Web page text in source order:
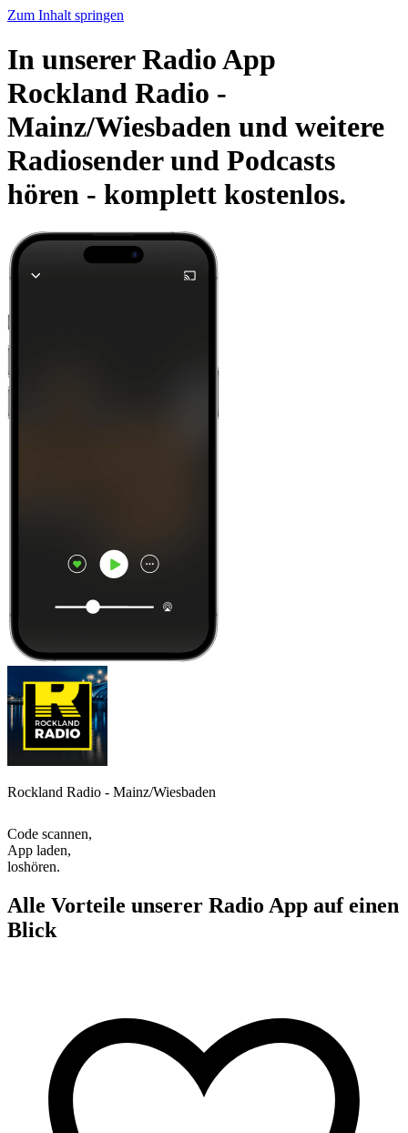
Zum Inhalt springen
In unserer Radio App
Rockland Radio -
Mainz/Wiesbaden und weitere
Radiosender und Podcasts
hören - komplett kostenlos.
Rockland Radio - Mainz/Wiesbaden
Code scannen,
App laden,
loshören.
Alle Vorteile unserer Radio App auf einen
Blick